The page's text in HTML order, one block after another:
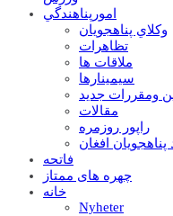
امورپناهندگي
وکلاي پناهجويان
تظاهرات
ملاقات ها
سيمينارها
ومقررات جديد
مقالات
راپور روزمره
پناهجويان افغان
فاتحه
چهره های ممتاز
خانه
Nyheter